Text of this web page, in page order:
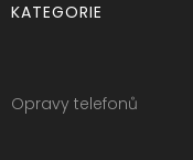
KATEGORIE
Opravy telefonů